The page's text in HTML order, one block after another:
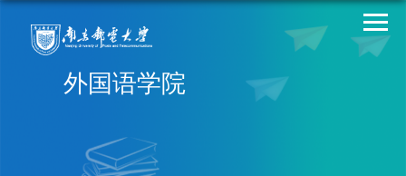
外国语学院